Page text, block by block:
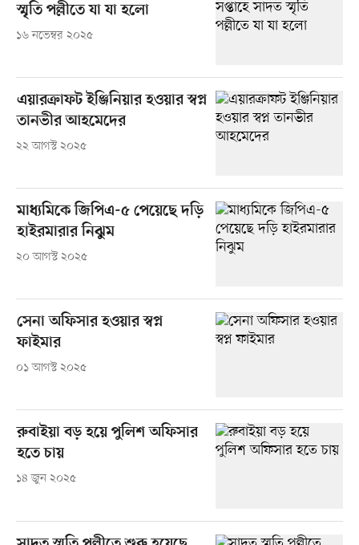
স্মৃতি পল্লীতে যা যা হলো
১৬ নভেম্বর ২০২৫
এয়ারক্রাফট ইঞ্জিনিয়ার হওয়ার স্বপ্ন
তানভীর আহমেদের
২২ আগস্ট ২০২৫
মাধ্যমিকে জিপিএ-৫ পেয়েছে দড়ি
হাইরমারার নিঝুম
২০ আগস্ট ২০২৫
সেনা অফিসার হওয়ার স্বপ্ন
ফাইমার
০১ আগস্ট ২০২৫
রুবাইয়া বড় হয়ে পুলিশ অফিসার
হতে চায়
১৪ জুন ২০২৫